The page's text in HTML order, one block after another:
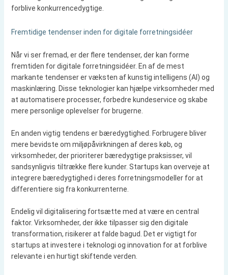
forblive konkurrencedygtige.
Fremtidige tendenser inden for digitale forretningsidéer
Når vi ser fremad, er der flere tendenser, der kan forme
fremtiden for digitale forretningsidéer. En af de mest
markante tendenser er væksten af kunstig intelligens (AI) og
maskinlæring. Disse teknologier kan hjælpe virksomheder med
at automatisere processer, forbedre kundeservice og skabe
mere personlige oplevelser for brugerne.
En anden vigtig tendens er bæredygtighed. Forbrugere bliver
mere bevidste om miljøpåvirkningen af deres køb, og
virksomheder, der prioriterer bæredygtige praksisser, vil
sandsynligvis tiltrække flere kunder. Startups kan overveje at
integrere bæredygtighed i deres forretningsmodeller for at
differentiere sig fra konkurrenterne.
Endelig vil digitalisering fortsætte med at være en central
faktor. Virksomheder, der ikke tilpasser sig den digitale
transformation, risikerer at falde bagud. Det er vigtigt for
startups at investere i teknologi og innovation for at forblive
relevante i en hurtigt skiftende verden.